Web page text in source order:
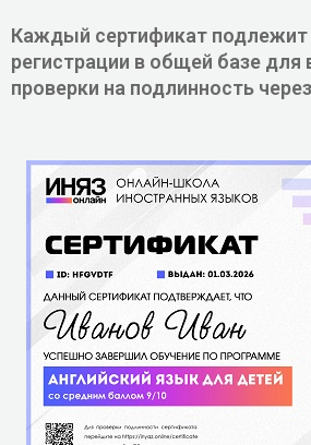
Каждый сертификат подлежит
регистрации в общей базе
проверки на подлинность